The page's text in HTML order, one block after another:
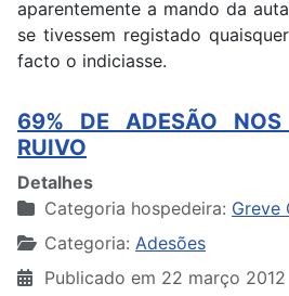
aparentemente a mando da
se tivessem registado
facto o indiciasse.
69% DE ADESÃO
RUIVO
Detalhes
Categoria hospedeira: Greve
Categoria: Adesões
Publicado em 22 março 2012